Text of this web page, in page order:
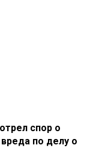
спор о
по делу о